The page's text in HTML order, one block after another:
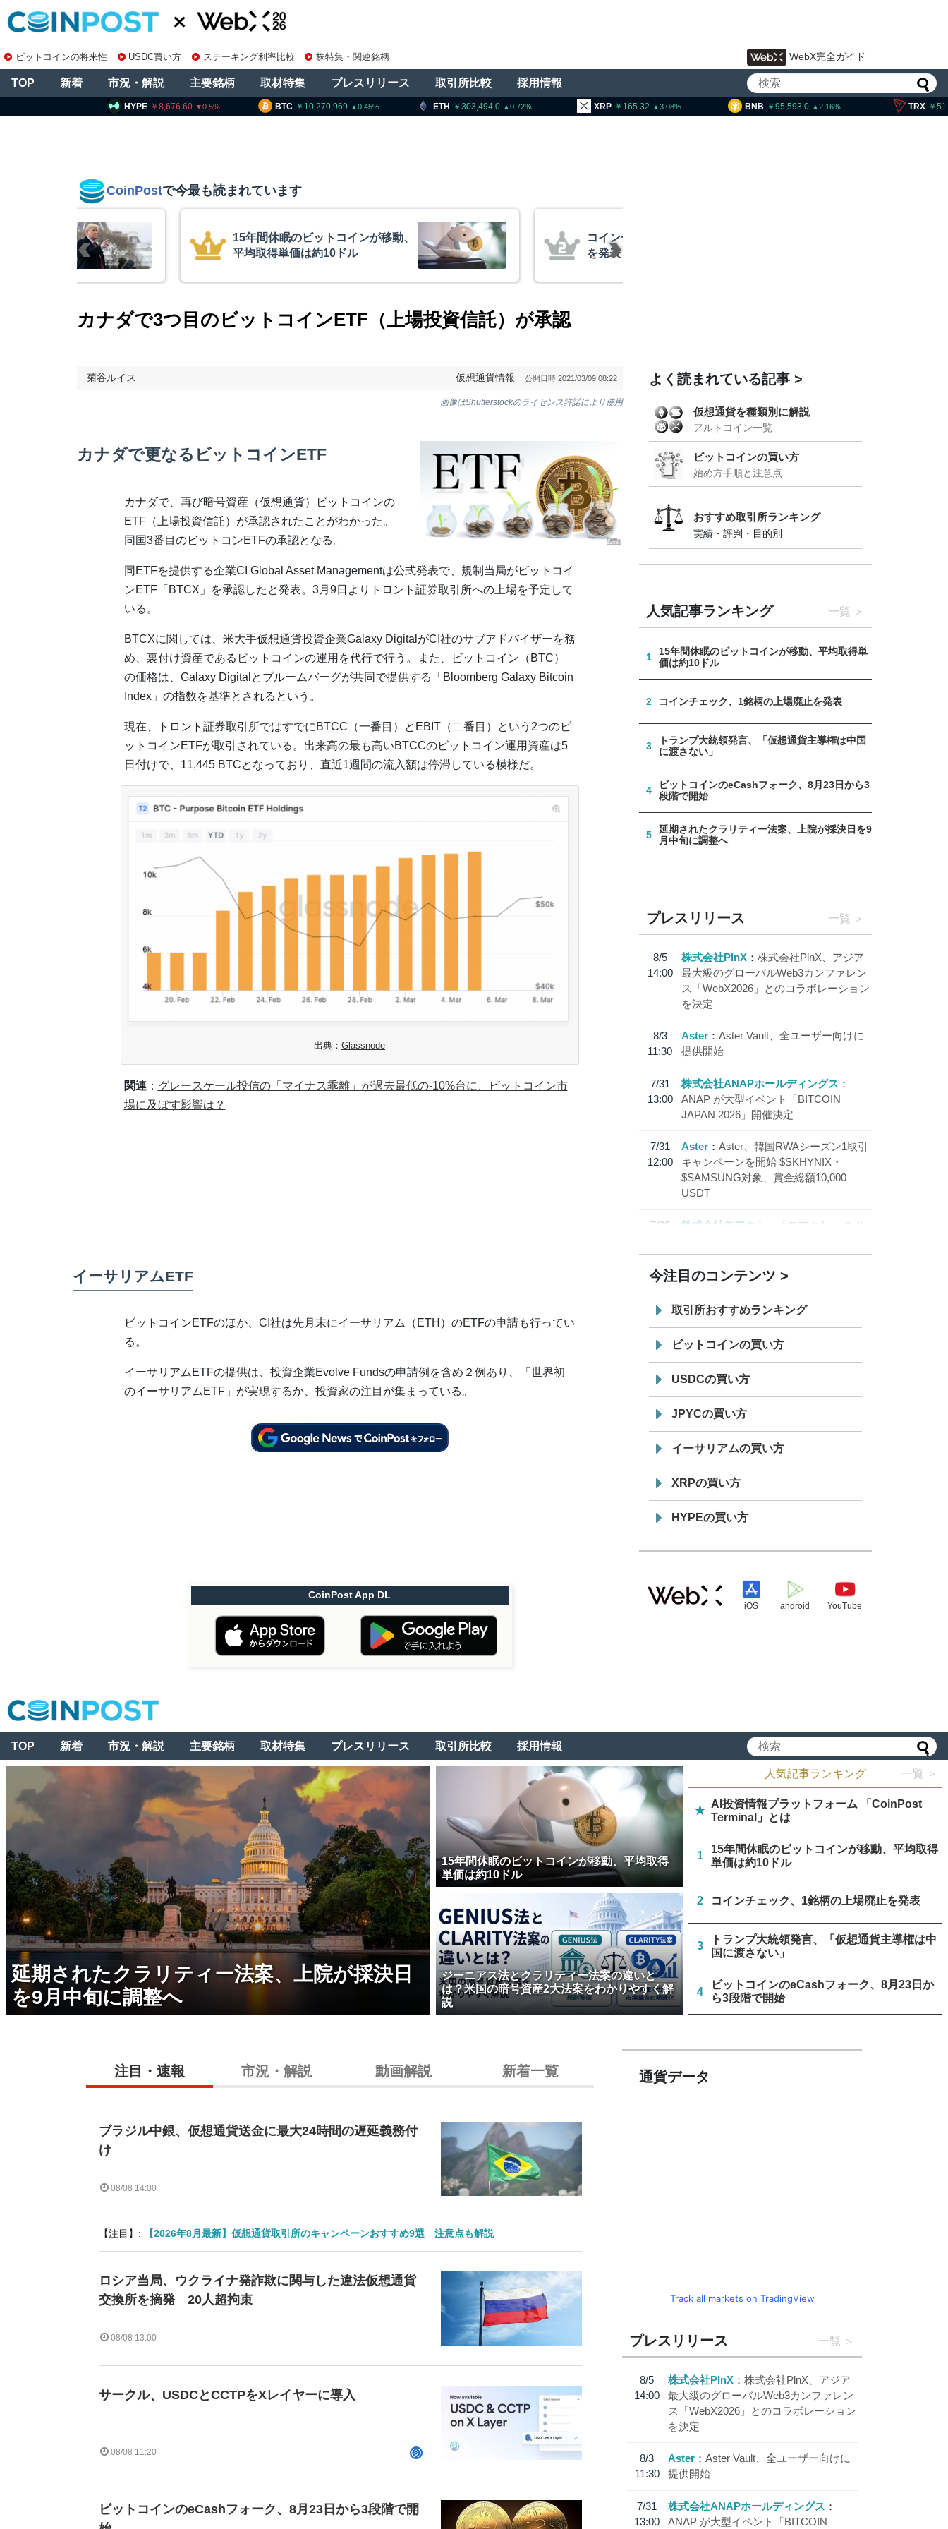
ビットコインの将来性 USDC買い方 ステーキング利率比較 株特集・関連銘柄 WebX完全ガイド
TOP 新着 市況・解説 主要銘柄 取材特集 プレスリリース 取引所比較 採用情報
BTC 10,270,969 ETH 303,494.0 XRP 165.32 3.08 BNB 95,593.0 TRX 51.92 0.5 SOL
CoinPostで今最も読まれています
コインチェック、1銘柄の上場廃止
を発表
トランプ大統領発言、「仮想通貨主
導権は中国に渡さない」
カナダで3つ目のビットコインETF（上場投資信託）が承認
菊谷ルイス 仮想通貨情報 公開日時:2021/03/09 08:22
画像はShutterstockのライセンス許諾により使用
カナダで更なるビットコインETF
カナダで、再び暗号資産（仮想通貨）ビットコインの
ETF（上場投資信託）が承認されたことがわかった。
同国3番目のビットコンETFの承認となる。
同ETFを提供する企業CI Global Asset Managementは公式発表で、規制当局がビットコイ
ンETF「BTCX」を承認したと発表。3月9日よりトロント証券取引所への上場を予定して
いる。
BTCXに関しては、米大手仮想通貨投資企業Galaxy DigitalがCI社のサブアドバイザーを務
め、裏付け資産であるビットコインの運用を代行で行う。また、ビットコイン（BTC）
の価格は、Galaxy Digitalとブルームバーグが共同で提供する「Bloomberg Galaxy Bitcoin
Index」の指数を基準とされるという。
現在、トロント証券取引所ではすでにBTCC（一番目）とEBIT（二番目）という2つのビ
ットコインETFが取引されている。出来高の最も高いBTCCのビットコイン運用資産は5
日付けで、11,445 BTCとなっており、直近1週間の流入額は停滞している模様だ。
出典： Glassnode
関連： グレースケール投信の「マイナス乖離」が過去最低の-10%台に、ビットコイン市
場に及ぼす影響は？
イーサリアムETF
ビットコインETFのほか、CI社は先月末にイーサリアム（ETH）のETFの申請も行ってい
る。
イーサリアムETFの提供は、投資企業Evolve Fundsの申請例を含め２例あり、「世界初
のイーサリアムETF」が実現するか、投資家の注目が集まっている。
CoinPost App DL
よく読まれている記事
仮想通貨を種類別に解説
アルトコイン一覧
ビットコインの買い方
始め方手順と注意点
おすすめ取引所ランキング
実績・評判・目的別
人気記事ランキング 一覧
1
15年間休眠のビットコインが移動、平均取得単
価は約10ドル
2 コインチェック、1銘柄の上場廃止を発表
3
トランプ大統領発言、「仮想通貨主導権は中国
に渡さない」
4
ビットコインのeCashフォーク、8月23日から3
段階で開始
5
延期されたクラリティー法案、上院が採決日を9
月中旬に調整へ
プレスリリース 一覧
8/5
14:00
株式会社PlnX
株式会社PlnX、アジア
最大級のグローバルWeb3カンファレン
ス「WebX2026」とのコラボレーション
を決定
8/3
11:30
Aster
Aster Vault、全ユーザー向けに
提供開始
7/31
13:00
株式会社ANAPホールディングス
ANAP が大型イベント「BITCOIN
JAPAN 2026」開催決定
7/31
12:00
Aster
Aster、韓国RWAシーズン1取引
キャンペーンを開始 $SKHYNIX・
$SAMSUNG対象、賞金総額10,000
USDT
7/30
株式会社モアクト
「モアクト」 のポ
「 JPYC」を追加
19:30
てステーブルコイン「JPYSC」徹底解
説セミナーを開催
今注目のコンテンツ
取引所おすすめランキング
ビットコインの買い方
USDCの買い方
JPYCの買い方
イーサリアムの買い方
XRPの買い方
HYPEの買い方
iOS android YouTube
TOP 新着 市況・解説 主要銘柄 取材特集 プレスリリース 取引所比較 採用情報
延期されたクラリティー法案、上院が採決日
を9月中旬に調整へ
15年間休眠のビットコインが移動、平均取得
単価は約10ドル
ジーニアス法とクラリティー法案の違いと
は？米国の暗号資産2大法案をわかりやすく解
説
人気記事ランキング 一覧 ＞
★
AI投資情報プラットフォーム 「CoinPost
Terminal」とは
1
15年間休眠のビットコインが移動、平均取得
単価は約10ドル
2 コインチェック、1銘柄の上場廃止を発表
3
トランプ大統領発言、「仮想通貨主導権は中
国に渡さない」
4
ビットコインのeCashフォーク、8月23日か
ら3段階で開始
注目・速報 市況・解説 動画解説 新着一覧
ブラジル中銀、仮想通貨送金に最大24時間の遅延義務付
け
08/08 14:00
【注目】: 【2026年8月最新】仮想通貨取引所のキャンペーンおすすめ9選 注意点も解説
ロシア当局、ウクライナ発詐欺に関与した違法仮想通貨
交換所を摘発 20人超拘束
08/08 13:00
サークル、USDCとCCTPをXレイヤーに導入
08/08 11:20
ビットコインのeCashフォーク、8月23日から3段階で開
通貨データ
Track all markets on TradingView
プレスリリース 一覧
8/5
14:00
株式会社PlnX
株式会社PlnX、アジア
最大級のグローバルWeb3カンファレン
ス「WebX2026」とのコラボレーション
を決定
8/3
11:30
Aster
Aster Vault、全ユーザー向けに
提供開始
7/31
13:00
株式会社ANAPホールディングス
ANAP が大型イベント「BITCOIN